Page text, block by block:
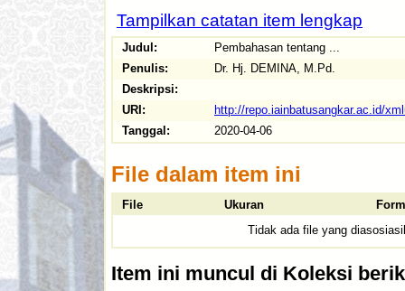
Tampilkan catatan item lengkap
Judul:
Pembahasan tentang ...
Penulis:
Dr. Hj. DEMINA, M.Pd.
Deskripsi:
URI:
http://repo.iainbatusangkar.ac.id/
Tanggal:
2020-04-06
File dalam item ini
File Ukuran
Tidak ada file yang
Item ini muncul di Koleksi